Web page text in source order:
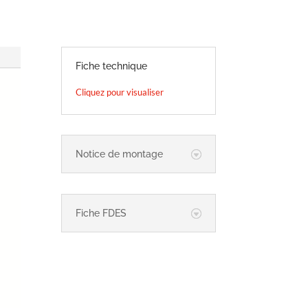
Fiche technique
Cliquez pour visualiser
Notice de montage
Fiche FDES